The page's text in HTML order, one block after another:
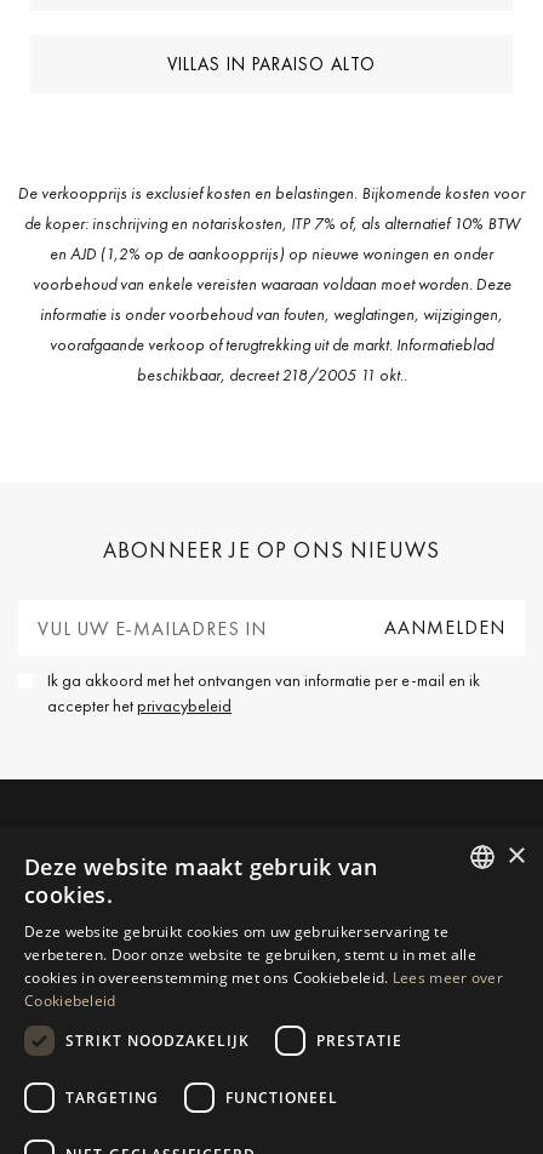
VILLAS IN PARAISO ALTO
De verkoopprijs is exclusief kosten en belastingen. Bijkomende kosten voor
de koper: inschrijving en notariskosten, ITP 7% of, als alternatief 10% BTW
en AJD (1,2% op de aankoopprijs) op nieuwe woningen en onder
voorbehoud van enkele vereisten waaraan voldaan moet worden. Deze
informatie is onder voorbehoud van fouten, weglatingen, wijzigingen,
voorafgaande verkoop of terugtrekking uit de markt. Informatieblad
beschikbaar, decreet 218/2005 11 okt..
ABONNEER JE OP ONS NIEUWS
Ik ga akkoord met het ontvangen van informatie per e-mail en ik
accepter hetprivacybeleid
MEER INFORMATIE AANVRAGEN
BERICHT ONS
NAVIGATIE
Woningen
COLLECTIE
SPANISH
×
Deze website maakt gebruik van
cookies.
Deze website gebruikt cookies om uw gebruikerservaring te
verbeteren. Door onze website te gebruiken, stemt u in met alle
cookies in overeenstemming met ons Cookiebeleid. Lees meer over
Cookiebeleid
STRIKT NOODZAKELIJK
PRESTATIE
TARGETING FUNCTIONEEL